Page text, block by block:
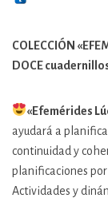
era:
$ 96.000,00.
COLECCIÓN
DOCE
«Efemérides
ayudará a
continuidad y
planificaciones
Actividades y